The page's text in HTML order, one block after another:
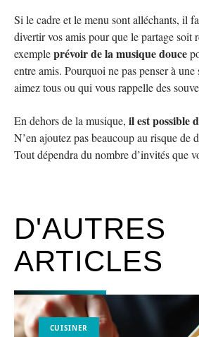
Si le cadre et le menu sont alléchants, il
divertir vos amis pour que le partage soit
exempleprévoir de la musique douce
entre amis. Pourquoi ne pas penser à
aimez tous ou qui vous rappelle des
En dehors de la musique, il est possible
N’en ajoutez pas beaucoup au risque de
Tout dépendra du nombre d’invités que
D'AUTRES
ARTICLES
CUISINER